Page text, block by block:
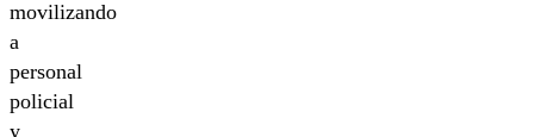
movilizando
a
personal
policial
y